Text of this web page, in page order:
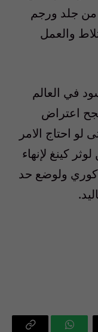
من جلد ورجم
والعمل
في العالم
اعتراض
لو احتاج الامر
كينغ لإنهاء
ولوضع حد